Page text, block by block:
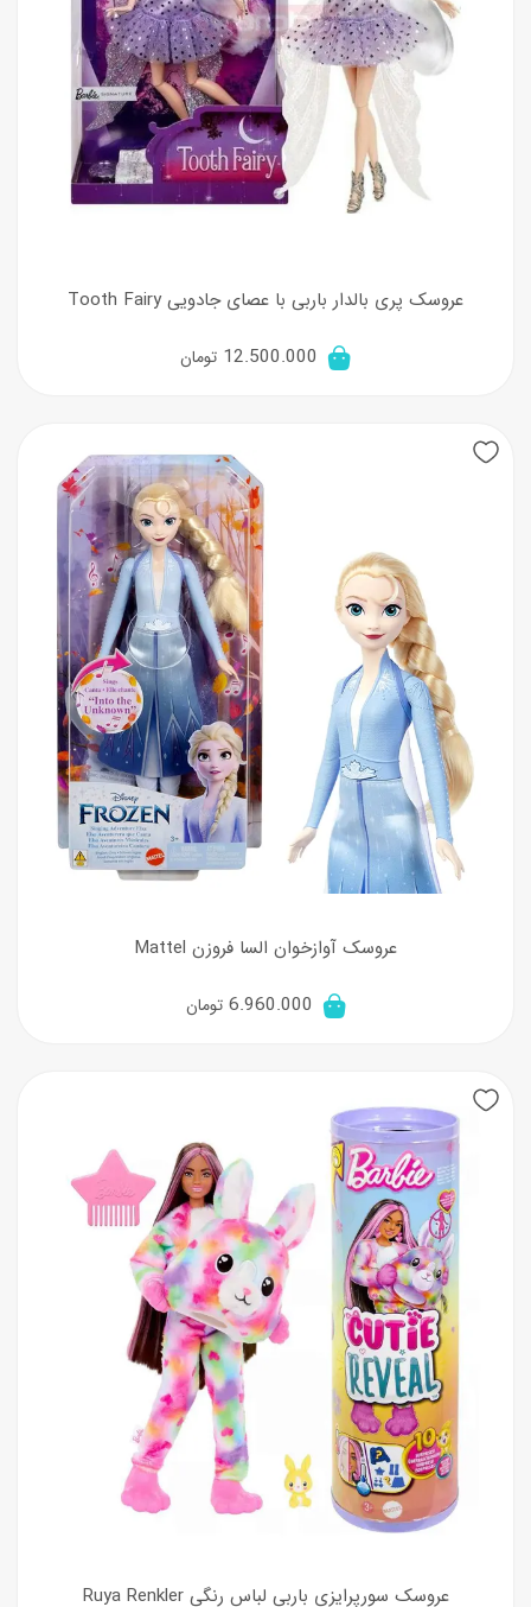
عروسک پری بالدار باربی با عصای جادویی Tooth Fairy
12.500.000 تومان
عروسک آوازخوان السا فروزن Mattel
6.960.000 تومان
عروسک سورپرایزی باربی لباس رنگی Ruya Renkler